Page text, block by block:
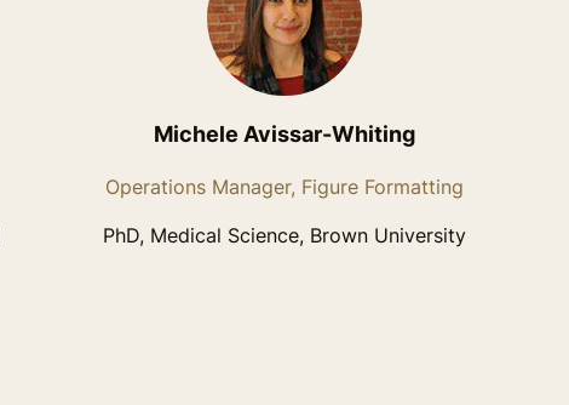
Michele Avissar-Whiting
Operations Manager, Figure Formatting
PhD, Medical Science, Brown University